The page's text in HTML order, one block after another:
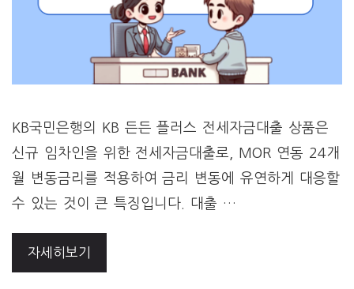
KB국민은행의 KB 든든 플러스 전세자금대출 상품은
신규 임차인을 위한 전세자금대출로, MOR 연동 24개
월 변동금리를 적용하여 금리 변동에 유연하게 대응할
수 있는 것이 큰 특징입니다. 대출 …
자세히보기